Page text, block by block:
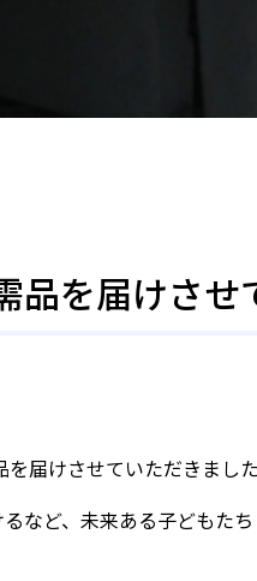
品を届けさ
を届けさせていただきました
など、未来ある子どもた